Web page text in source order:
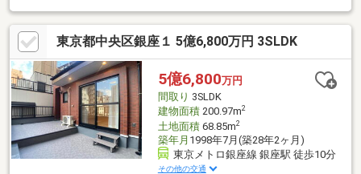
壁塗装を含むリフォームを施した綺麗な状態！■隅田川沿いの豊
かな自然を感じられる閑静で落ち着いた住環境！■各部屋収納付
きで季節ものの荷物もすっきりと片付きます！■現在賃貸稼働
中！投資、自己居住に選択肢様々！皆様が住まいに求める「もっ
と」を未来へつなぐ道しるべであります様、”不動産のエキスパー
ト”としてお客様の住まいさがしをサポートします。
東京都中央区銀座１ 5億6,800万円 3SLDK
5億6,800万円
間取り 3SLDK
建物面積200.97m2
土地面積68.85m2
築年月 1998年7月(築28年2ヶ月)
東京メトロ銀座線 銀座駅 徒歩10分
その他の交通